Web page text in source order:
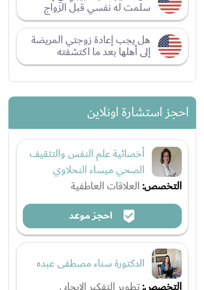
سلمت له نفسي قبل الزواج
هل يجب إعادة زوجتي المريضة
إلى أهلها بعد ما اكتشفته
احجز استشارة اونلاين
أخصائية علم النفس والتثقيف
الصحي ميساء النحلاوي
التخصص:العلاقات العاطفية
احجز موعد
الدكتورة سناء مصطفى عبده
التخصص:تطوير التفكير الإيجابي